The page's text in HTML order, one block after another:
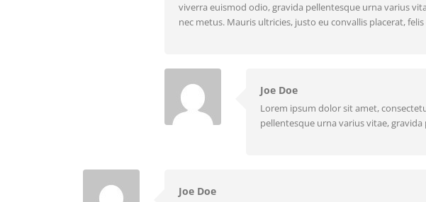
viverra euismod odio, gravida pellentesque urna varius
nec metus. Mauris ultricies, justo eu convallis placerat,
Joe Doe
Lorem ipsum dolor sit amet,
pellentesque urna varius vitae,
Joe Doe